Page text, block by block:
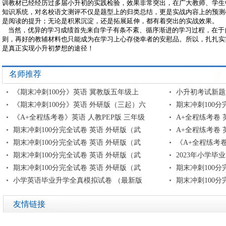
训教材已经经历过多届小升初的实践检验，效果非常突出，在广大教师、学
知识系统，对名校语文测评不仅是题型上的归类总结，更是实战内容上的预
是阅读的提升；无论是积累沉淀，还是拓展延伸，都有着突出的实战效果。
当然，优异的学习成绩首先来自学子有条不紊、循序渐进的学习过程，在
则，再好的教辅材料也只能成为在学习上心存侥幸者的安慰品。所以，扎扎
是真正实现小升初梦想的途径！
名师推荐
《期末冲刺100分》英语 冀教版五年级上
《期末冲刺100分》英语 外研版（三起）六
《A+全程练考卷》英语 人教PEP版 三年级
期末冲刺100分完全试卷 英语 外研版（武
期末冲刺100分完全试卷 英语 外研版（武
期末冲刺100分完全试卷 英语 外研版（武
期末冲刺100分完全试卷 英语 外研版（武
小学英语毕业升学全真模拟试卷 （最新版
小升初考试新
期末冲刺100分
A+全程练考卷
A+全程练考卷
《A+全程练考
2023年小学毕
期末冲刺100分
期末冲刺100分
友情链接